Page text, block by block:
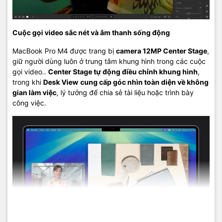
Cuộc gọi video sắc nét và âm thanh sống động
MacBook Pro M4 được trang bị camera 12MP Center Stage,
giữ người dùng luôn ở trung tâm khung hình trong các cuộc
gọi video.. Center Stage tự động điều chỉnh khung hình,
trong khi Desk View cung cấp góc nhìn toàn diện về không
gian làm việc, lý tưởng để chia sẻ tài liệu hoặc trình bày
công việc.